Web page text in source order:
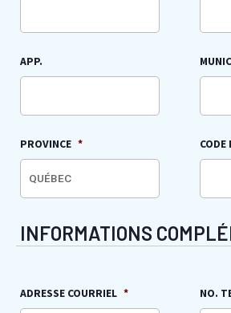
APP.
PROVINCE * CODE
INFORMATIONS
ADRESSE COURRIEL * NO.